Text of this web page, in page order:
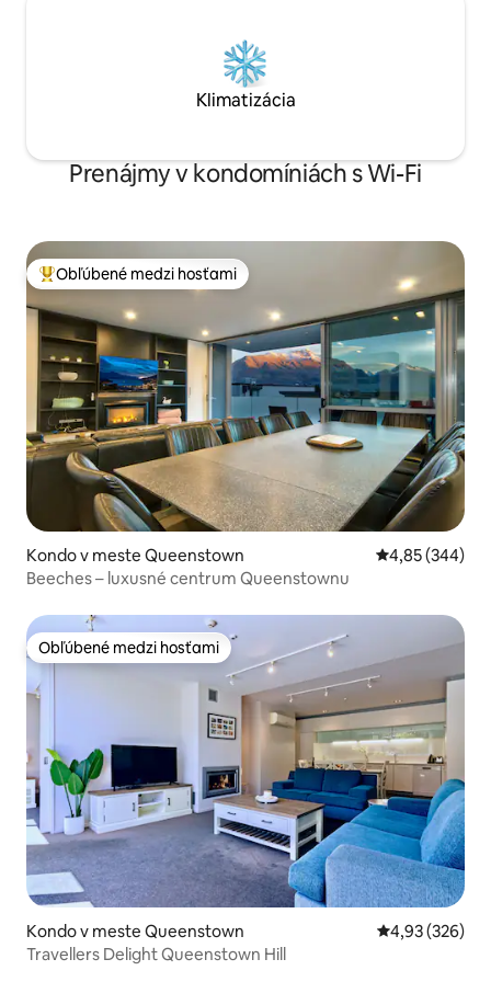
Klimatizácia
Prenájmy v kondomíniách s Wi-Fi
Najobľúbenejšie medzi hosťami
Obľúbené medzi hosťami
Kondo v meste Queenstown Priemerné
4,85 (344)
Beeches – luxusné centrum Queenstownu
Obľúbené medzi hosťami
Obľúbené medzi hosťami
Kondo v meste Queenstown Priemerné
4,93 (326)
Travellers Delight Queenstown Hill